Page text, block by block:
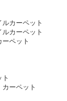
カーペット
カーペット
ペット
ーペット